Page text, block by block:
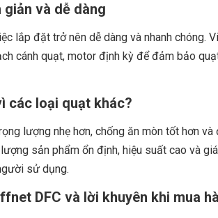
và dễ dàng
lắp đặt trở nên dễ dàng và nhanh chóng.
cánh quạt, motor định kỳ để đảm bảo
các loại quạt khác?
lượng nhẹ hơn, chống ăn mòn tốt hơn và
sản phẩm ổn định, hiệu suất cao và
sử dụng.
DFC và lời khuyên khi mua